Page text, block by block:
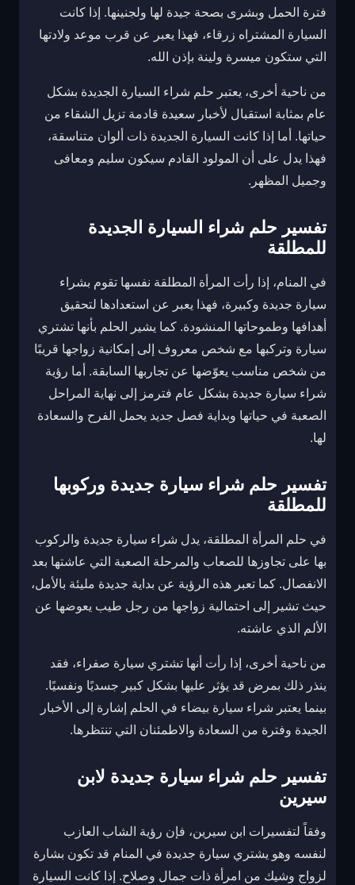
فترة الحمل وبشرى بصحة جيدة لها ولجنينها. إذا كانت
السيارة المشتراه زرقاء، فهذا يعبر عن قرب موعد ولادتها
التي ستكون ميسرة ولينة بإذن الله.
من ناحية أخرى، يعتبر حلم شراء السيارة الجديدة بشكل
عام بمثابة استقبال لأخبار سعيدة قادمة تزيل الشقاء من
حياتها. أما إذا كانت السيارة الجديدة ذات ألوان متناسقة،
فهذا يدل على أن المولود القادم سيكون سليم ومعافى
وجميل المظهر.
تفسير حلم شراء السيارة الجديدة
للمطلقة
في المنام، إذا رأت المرأة المطلقة نفسها تقوم بشراء
سيارة جديدة وكبيرة، فهذا يعبر عن استعدادها لتحقيق
أهدافها وطموحاتها المنشودة. كما يشير الحلم بأنها تشتري
سيارة وتركبها مع شخص معروف إلى إمكانية زواجها قريبًا
من شخص مناسب يعوّضها عن تجاربها السابقة. أما رؤية
شراء سيارة جديدة بشكل عام فترمز إلى نهاية المراحل
الصعبة في حياتها وبداية فصل جديد يحمل الفرح والسعادة
لها.
تفسير حلم شراء سيارة جديدة وركوبها
للمطلقة
في حلم المرأة المطلقة، يدل شراء سيارة جديدة والركوب
بها على تجاوزها للصعاب والمرحلة الصعبة التي عاشتها بعد
الانفصال. كما تعبر هذه الرؤية عن بداية جديدة مليئة بالأمل،
حيث تشير إلى احتمالية زواجها من رجل طيب يعوضها عن
الألم الذي عاشته.
من ناحية أخرى، إذا رأت أنها تشتري سيارة صفراء، فقد
ينذر ذلك بمرض قد يؤثر عليها بشكل كبير جسديًا ونفسيًا.
بينما يعتبر شراء سيارة بيضاء في الحلم إشارة إلى الأخبار
الجيدة وفترة من السعادة والاطمئنان التي تنتظرها.
تفسير حلم شراء سيارة جديدة لابن
سيرين
وفقاً لتفسيرات ابن سيرين، فإن رؤية الشاب العازب
لنفسه وهو يشتري سيارة جديدة في المنام قد تكون بشارة
لزواج وشيك من امرأة ذات جمال وصلاح. إذا كانت السيارة